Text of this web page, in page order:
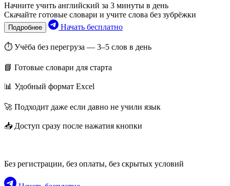
Начните учить английский за 3 минуты в день
Скачайте готовые словари и учите слова без зубрёжки
Подробнее Начать бесплатно
⏱ Учёба без перегруза — 3–5 слов в день
📘 Готовые словари для старта
📊 Удобный формат Excel
🚀 Подходит даже если давно не учили язык
📥 Доступ сразу после нажатия кнопки
Без регистрации, без оплаты, без скрытых условий